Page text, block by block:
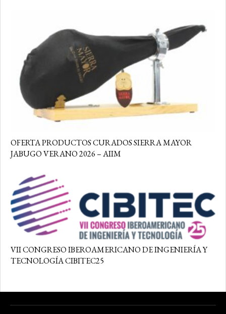
OFERTA PRODUCTOS CURADOS SIERRA MAYOR
JABUGO VERANO 2026 – AIIM
VII CONGRESO IBEROAMERICANO DE INGENIERÍA Y
TECNOLOGÍA CIBITEC25